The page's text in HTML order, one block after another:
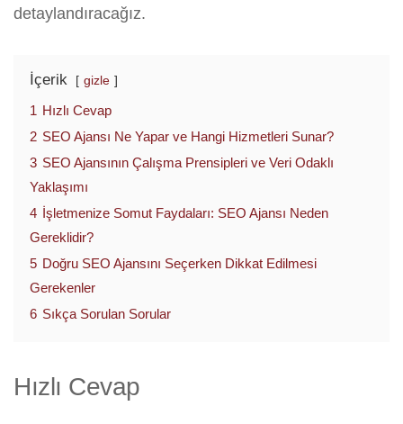
detaylandıracağız.
İçerik gizle
1 Hızlı Cevap
2 SEO Ajansı Ne Yapar ve Hangi Hizmetleri Sunar?
3 SEO Ajansının Çalışma Prensipleri ve Veri Odaklı
Yaklaşımı
4 İşletmenize Somut Faydaları: SEO Ajansı Neden
Gereklidir?
5 Doğru SEO Ajansını Seçerken Dikkat Edilmesi
Gerekenler
6 Sıkça Sorulan Sorular
Hızlı Cevap